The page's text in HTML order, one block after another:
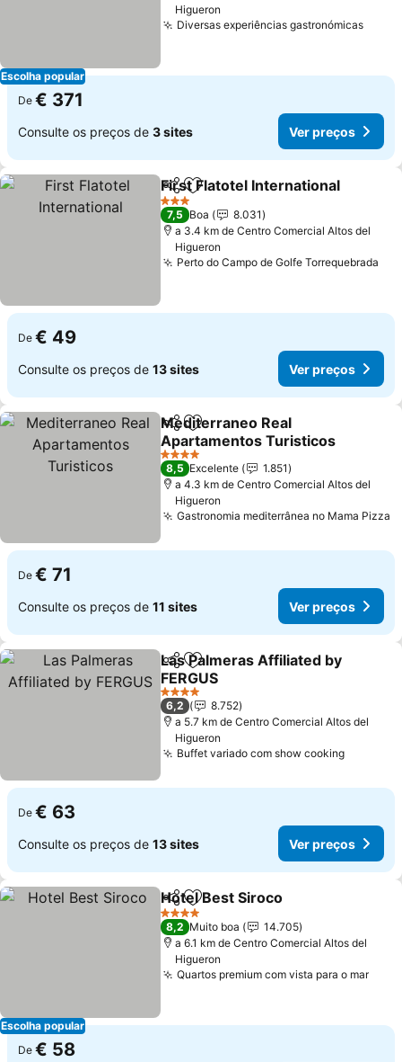
Escolha popular
Higueron
Diversas experiências gastronómicas
De € 371
Consulte os preços de 3 sites Ver preços
PartilharAdicionar aos favoritos
First Flatotel International
3 Estrelas
7,5 Boa
8.031
a 3.4 km de Centro Comercial Altos del
Higueron
Perto do Campo de Golfe Torrequebrada
De € 49
Consulte os preços de 13 sites Ver preços
PartilharAdicionar aos favoritos
Mediterraneo Real
Apartamentos Turisticos
4 Estrelas
8,5 Excelente
1.851
a 4.3 km de Centro Comercial Altos del
Higueron
Gastronomia mediterrânea no Mama Pizza
De € 71
Consulte os preços de 11 sites Ver preços
PartilharAdicionar aos favoritos
Las Palmeras Affiliated by
FERGUS
4 Estrelas
6,2
8.752
a 5.7 km de Centro Comercial Altos del
Higueron
Buffet variado com show cooking
De € 63
Consulte os preços de 13 sites Ver preços
Escolha popular
PartilharAdicionar aos favoritos
Hotel Best Siroco
4 Estrelas
8,2 Muito boa
14.705
a 6.1 km de Centro Comercial Altos del
Higueron
Quartos premium com vista para o mar
De € 58